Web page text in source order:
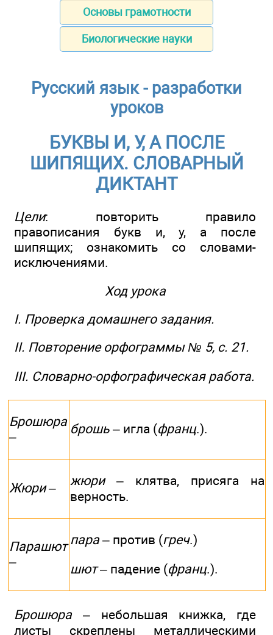
Основы грамотности
Биологические науки
Русский язык - разработки
уроков
БУКВЫ И, У, А ПОСЛЕ
ШИПЯЩИХ. СЛОВАРНЫЙ
ДИКТАНТ
Цели: повторить правило
правописания букв и, у, а после
шипящих; ознакомить со словами-
исключениями.
Ход урока
I. Проверка домашнего задания.
II. Повторение орфограммы № 5, с. 21.
III. Словарно-орфографическая работа.
Брошюра
–
брошь – игла (франц.).
Жюри – жюри– клятва, присяга на
верность.
Парашют
–
пара – против (греч.)
шют– падение (франц.).
Брошюра – небольшая книжка, где
листы скреплены металлическими